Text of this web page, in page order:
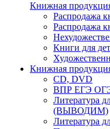
Книжная
Распродажа
Распродажа
Книги для
Книжная
CD, DVD
ВПР ЕГЭ
Литература
(ВЫВОДИМ)
Литература